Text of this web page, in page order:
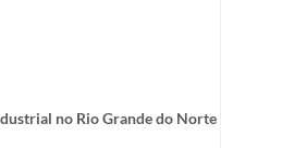
no Rio Grande do Norte